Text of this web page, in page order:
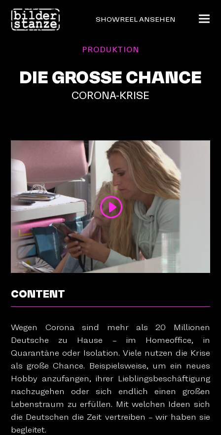
SHOWREEL ANSEHEN
PRODUKTION
DIE GROSSE CHANCE
CORONA-KRISE
CONTENT
Wegen Corona sind mehr als 20 Millionen
Deutsche zu Hause – im Homeoffice, in
Quarantäne oder Isolation. Viele nutzen die Krise
als große Chance. Beispielsweise, um ein neues
Hobby anzufangen, ihrer Lieblingsbeschäftigung
nachzugehen oder sich endlich einen großen
Lebenstraum zu erfüllen. Mit welchen Ideen sich
die Deutschen die Zeit vertreiben – wir haben sie
begleitet.